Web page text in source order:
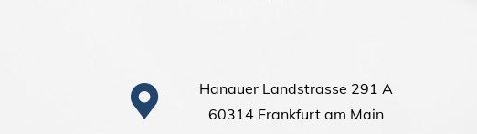
Hanauer Landstrasse 291 A
60314 Frankfurt am Main